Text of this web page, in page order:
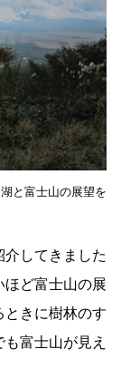
と富士山の展望を
してきました
ど富士山の展
きに樹林のす
富士山が見え